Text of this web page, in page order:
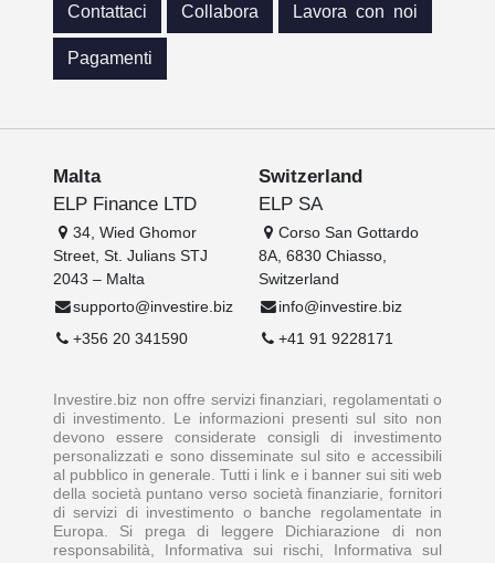
Contattaci Collabora Lavora con noi
Pagamenti
Malta
ELP Finance LTD
34, Wied Ghomor
Street, St. Julians STJ
2043 – Malta
supporto@investire.biz
+356 20 341590
Switzerland
ELP SA
Corso San Gottardo
8A, 6830 Chiasso,
Switzerland
info@investire.biz
+41 91 9228171
Investire.biz non offre servizi finanziari, regolamentati o
di investimento. Le informazioni presenti sul sito non
devono essere considerate consigli di investimento
personalizzati e sono disseminate sul sito e accessibili
al pubblico in generale. Tutti i link e i banner sui siti web
della società puntano verso società finanziarie, fornitori
di servizi di investimento o banche regolamentate in
Europa. Si prega di leggere Dichiarazione di non
responsabilità, Informativa sui rischi, Informativa sul